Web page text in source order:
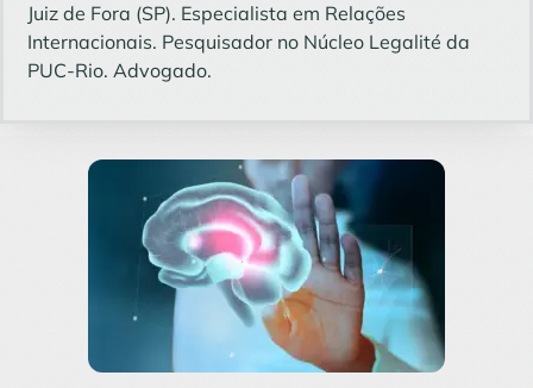
Juiz de Fora (SP). Especialista em Relações
Internacionais. Pesquisador no Núcleo Legalité da
PUC-Rio. Advogado.